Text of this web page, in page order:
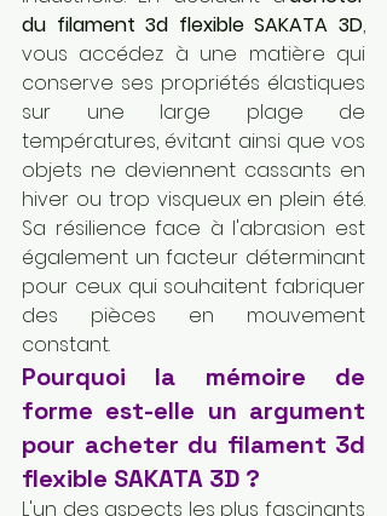
du filament 3d flexible SAKATA 3D,
vous accédez à une matière qui
conserve ses propriétés élastiques
sur une large plage de
températures, évitant ainsi que vos
objets ne deviennent cassants en
hiver ou trop visqueux en plein été.
Sa résilience face à l'abrasion est
également un facteur déterminant
pour ceux qui souhaitent fabriquer
des pièces en mouvement
constant.
Pourquoi la mémoire de
forme est-elle un argument
pour acheter du filament 3d
flexible SAKATA 3D ?
L'un des aspects les plus fascinants